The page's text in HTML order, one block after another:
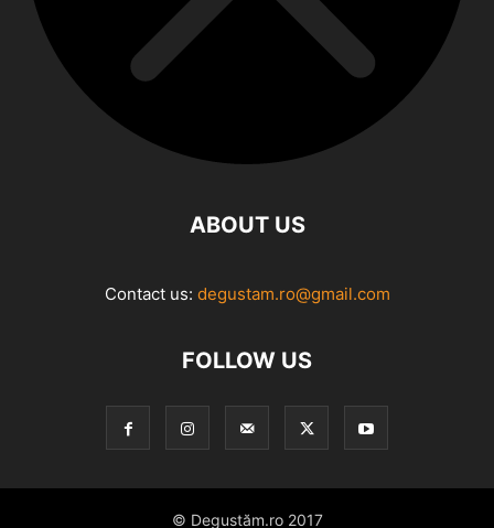
ABOUT US
Contact us: degustam.ro@gmail.com
FOLLOW US
© Degustăm.ro 2017